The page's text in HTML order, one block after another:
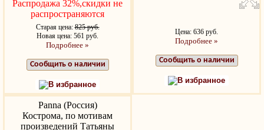
Распродажа 32%,скидки не
распространяются
Старая цена:825 руб.
Новая цена: 561 руб.
Подробнее »
Сообщить о наличии
В избранное
Цена: 636 руб.
Подробнее »
Сообщить о наличии
В избранное
Panna (Россия)
Кострома, по мотивам
произведений Татьяны